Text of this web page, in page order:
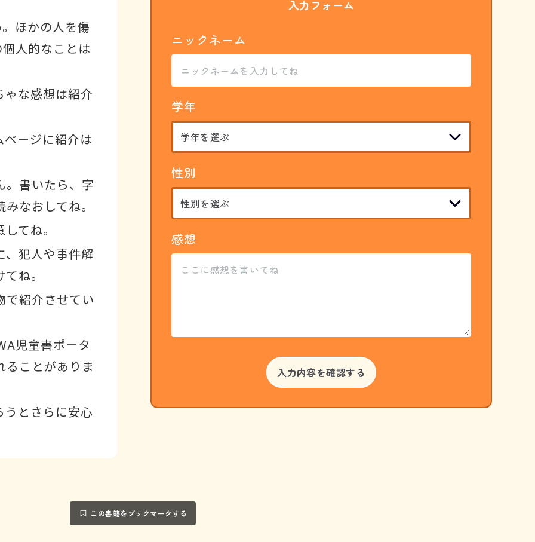
ほかの人を傷
人的なことは
な感想は紹介
ージに紹介は
。書いたら、字
なおしてね。
てね。
、犯人や事件解
ね。
で紹介させてい
児童書ポータ
ることがありま
うとさらに安心
入力フォーム
ニックネーム
学年
性別
感想
この書籍をブックマークする